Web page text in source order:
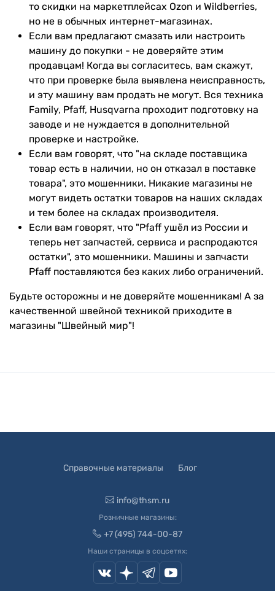
то скидки на маркетплейсах Ozon и Wildberries,
но не в обычных интернет-магазинах.
Если вам предлагают смазать или настроить
машину до покупки - не доверяйте этим
продавцам! Когда вы согласитесь, вам скажут,
что при проверке была выявлена неисправность,
и эту машину вам продать не могут. Вся техника
Family, Pfaff, Husqvarna проходит подготовку на
заводе и не нуждается в дополнительной
проверке и настройке.
Если вам говорят, что "на складе поставщика
товар есть в наличии, но он отказал в поставке
товара", это мошенники. Никакие магазины не
могут видеть остатки товаров на наших складах
и тем более на складах производителя.
Если вам говорят, что "Pfaff ушёл из России и
теперь нет запчастей, сервиса и распродаются
остатки", это мошенники. Машины и запчасти
Pfaff поставляются без каких либо ограничений.
Будьте осторожны и не доверяйте мошенникам! А за
качественной швейной техникой приходите в
магазины "Швейный мир"!
Справочные материалы Блог
info@thsm.ru
Розничные магазины:
+7 (495) 744-00-87
Наши страницы в соцсетях: